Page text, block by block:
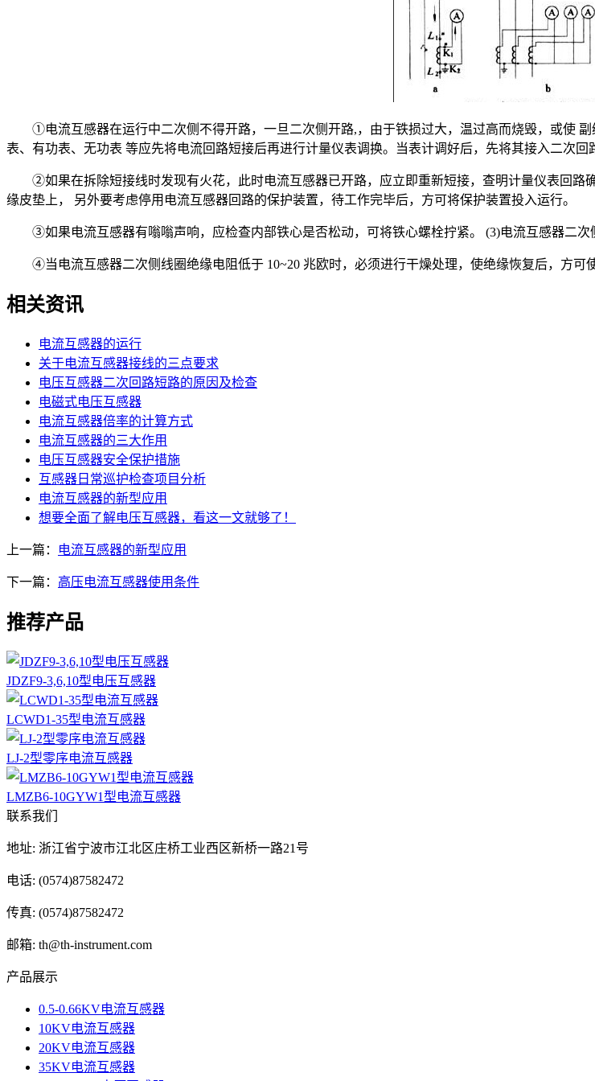
①电流互感器在运行中二次侧不得开路，一旦二次侧开路,，由于铁损过大，温过高而烧毁，或使 副
表、有功表、无功表 等应先将电流回路短接后再进行计量仪表调换。当表计调好后，先将其接入二次回
②如果在拆除短接线时发现有火花，此时电流互感器已开路，应立即重新短接，查明计量仪表回路
缘皮垫上， 另外要考虑停用电流互感器回路的保护装置，待工作完毕后，方可将保护装置投入运行。
③如果电流互感器有嗡嗡声响，应检查内部铁心是否松动，可将铁心螺栓拧紧。 (3)电流互感器二次
④当电流互感器二次侧线圈绝缘电阻低于 10~20 兆欧时，必须进行干燥处理，使绝缘恢复后，方可使
相关资讯
电流互感器的运行
关于电流互感器接线的三点要求
电压互感器二次回路短路的原因及检查
电磁式电压互感器
电流互感器倍率的计算方式
电流互感器的三大作用
电压互感器安全保护措施
互感器日常巡护检查项目分析
电流互感器的新型应用
想要全面了解电压互感器，看这一文就够了！
上一篇： 电流互感器的新型应用
下一篇： 高压电流互感器使用条件
推荐产品
JDZF9-3,6,10型电压互感器
LCWD1-35型电流互感器
LJ-2型零序电流互感器
LMZB6-10GYW1型电流互感器
联系我们
地址: 浙江省宁波市江北区庄桥工业西区新桥一路21号
电话: (0574)87582472
传真: (0574)87582472
邮箱: th@th-instrument.com
产品展示
0.5-0.66KV电流互感器
10KV电流互感器
20KV电流互感器
35KV电流互感器